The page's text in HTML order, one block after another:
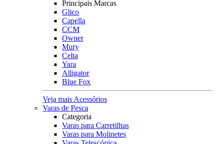
Principais Marcas
Glico
Capella
CCM
Owner
Mury
Celta
Yara
Alligator
Blue Fox
Veja mais Acessórios
Varas de Pesca
Categoria
Varas para Carretilhas
Varas para Molinetes